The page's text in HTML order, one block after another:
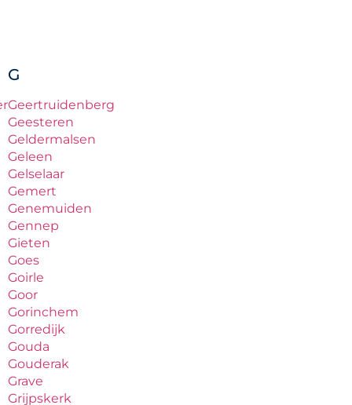
G
Geertruidenberg
Geesteren
Geldermalsen
Geleen
Gelselaar
Gemert
Genemuiden
Gennep
Gieten
Goes
Goirle
Goor
Gorinchem
Gorredijk
Gouda
Gouderak
Grave
Grijpskerk